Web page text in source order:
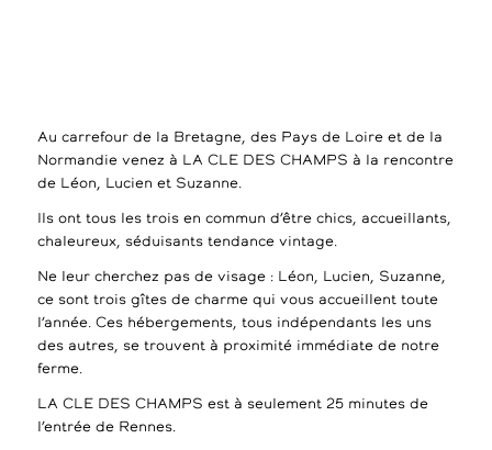
Au carrefour de la Bretagne, des Pays de Loire et de la
Normandie venez à LA CLE DES CHAMPS à la rencontre
de Léon, Lucien et Suzanne.
Ils ont tous les trois en commun d’être chics, accueillants,
chaleureux, séduisants tendance vintage.
Ne leur cherchez pas de visage : Léon, Lucien, Suzanne,
ce sont trois gîtes de charme qui vous accueillent toute
l’année. Ces hébergements, tous indépendants les uns
des autres, se trouvent à proximité immédiate de notre
ferme.
LA CLE DES CHAMPS est à seulement 25 minutes de
l’entrée de Rennes.